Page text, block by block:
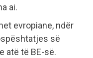
ai.
evropiane, ndër
së
atë të BE-së.